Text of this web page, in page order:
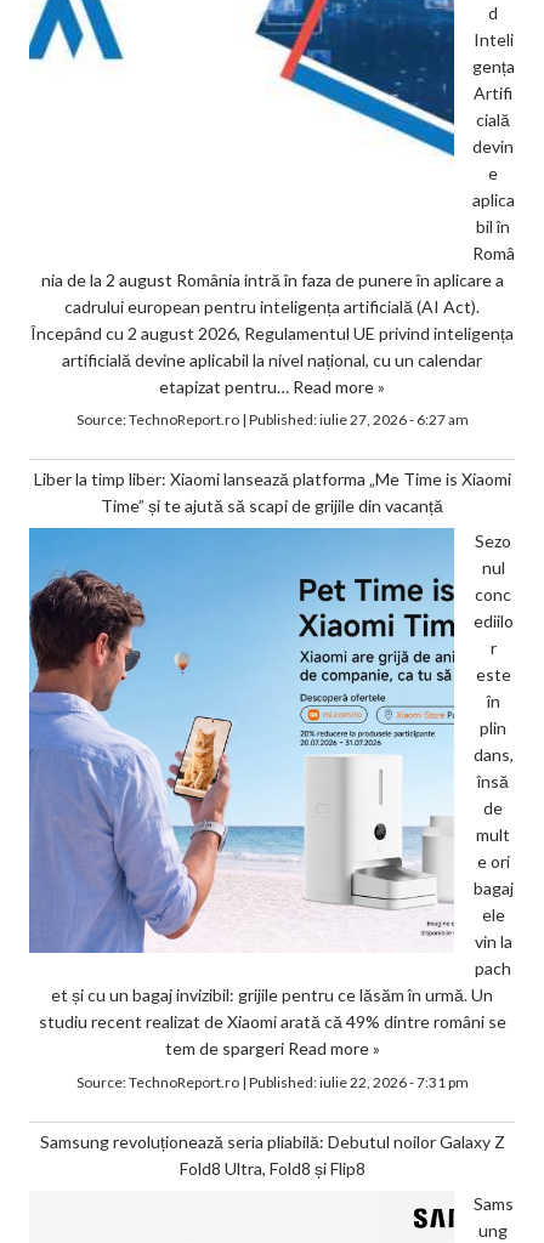
d
Inteli
gența
Artifi
cială
devin
e
aplica
bil în
Româ
nia de la 2 august România intră în faza de punere în aplicare a
cadrului european pentru inteligența artificială (AI Act).
Începând cu 2 august 2026, Regulamentul UE privind inteligența
artificială devine aplicabil la nivel național, cu un calendar
etapizat pentru… Read more »
Source:TechnoReport.ro| Published:iulie 27, 2026 - 6:27 am
Liber la timp liber: Xiaomi lansează platforma „Me Time is Xiaomi
Time” și te ajută să scapi de grijile din vacanță
Sezo
nul
conc
ediilo
r
este
în
plin
dans,
însă
de
mult
e ori
bagaj
ele
vin la
pach
et și cu un bagaj invizibil: grijile pentru ce lăsăm în urmă. Un
studiu recent realizat de Xiaomi arată că 49% dintre români se
tem de spargeri Read more »
Source:TechnoReport.ro| Published:iulie 22, 2026 - 7:31 pm
Samsung revoluționează seria pliabilă: Debutul noilor Galaxy Z
Fold8 Ultra, Fold8 și Flip8
Sams
ung